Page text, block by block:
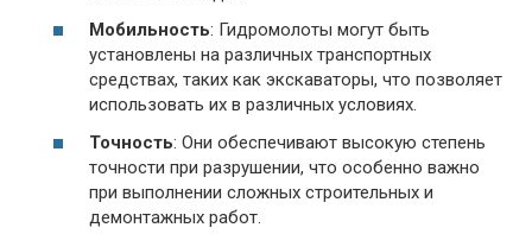
Мобильность: Гидромолоты могут быть
установлены на различных транспортных
средствах, таких как экскаваторы, что позволяет
использовать их в различных условиях.
Точность: Они обеспечивают высокую степень
точности при разрушении, что особенно важно
при выполнении сложных строительных и
демонтажных работ.